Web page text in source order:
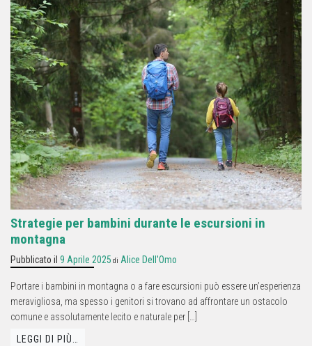
Strategie per bambini durante le escursioni in
montagna
Pubblicato il 9 Aprile 2025 di Alice Dell'Omo
Portare i bambini in montagna o a fare escursioni può essere un’esperienza
meravigliosa, ma spesso i genitori si trovano ad affrontare un ostacolo
comune e assolutamente lecito e naturale per […]
LEGGI DI PIÙ…